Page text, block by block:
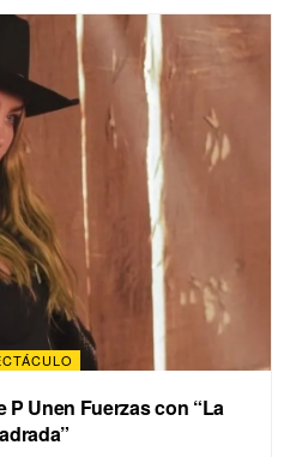
P Unen Fuerzas con “La